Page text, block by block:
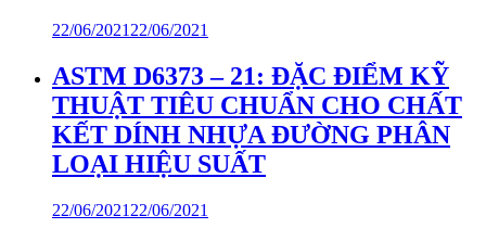
22/06/2021 22/06/2021
ASTM D6373 – 21: ĐẶC ĐIỂM KỸ
THUẬT TIÊU CHUẨN CHO CHẤT
KẾT DÍNH NHỰA ĐƯỜNG PHÂN
LOẠI HIỆU SUẤT
22/06/2021 22/06/2021